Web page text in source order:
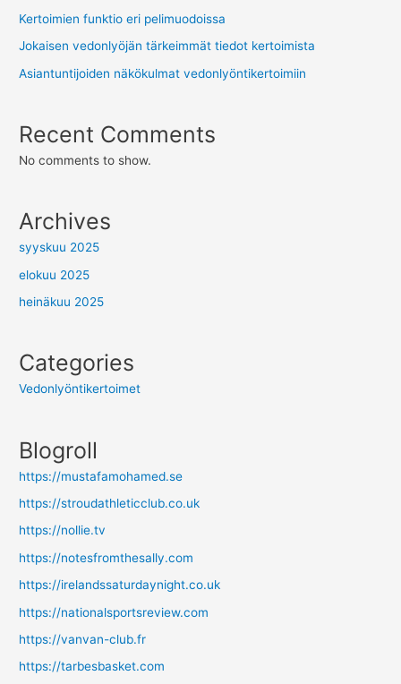
Kertoimien funktio eri pelimuodoissa
Jokaisen vedonlyöjän tärkeimmät tiedot kertoimista
Asiantuntijoiden näkökulmat vedonlyöntikertoimiin
Recent Comments
No comments to show.
Archives
syyskuu 2025
elokuu 2025
heinäkuu 2025
Categories
Vedonlyöntikertoimet
Blogroll
https://mustafamohamed.se
https://stroudathleticclub.co.uk
https://nollie.tv
https://notesfromthesally.com
https://irelandssaturdaynight.co.uk
https://nationalsportsreview.com
https://vanvan-club.fr
https://tarbesbasket.com